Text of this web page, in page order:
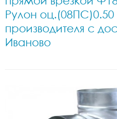
Рулон оц.(08ПС)0.50
производителя с
Иваново